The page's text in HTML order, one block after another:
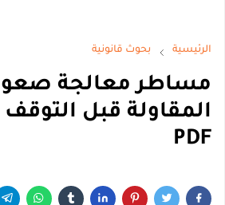
الرئيسية بحوث قانونية
مساطر معالجة
المقاولة قبل
PDF